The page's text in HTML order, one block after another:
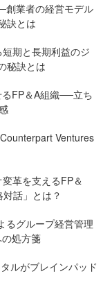
創業者の経営モデル
訣とは
期と長期利益のジ
秘訣とは
FP＆A組織──立ち
Ventures
革を支えるFP＆
話」とは？
るグループ経営管理
処方箋
ルがブレインパッド